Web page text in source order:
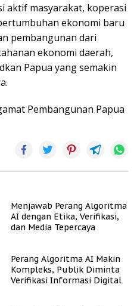
aktif masyarakat, koperasi
ekonomi baru
pembangunan dari
ekonomi daerah,
Papua yang semakin
Pembangunan Papua
Menjawab Perang Algoritma
AI dengan Etika, Verifikasi,
dan Media Tepercaya
Perang Algoritma AI Makin
Kompleks, Publik Diminta
Verifikasi Informasi Digital